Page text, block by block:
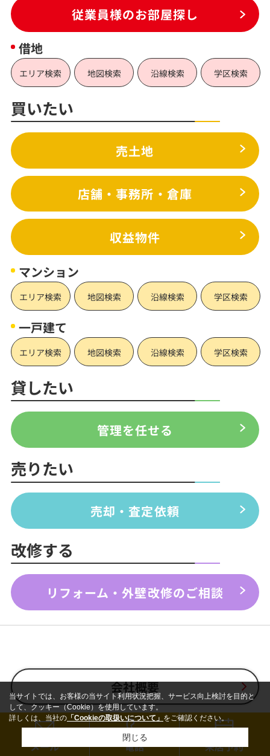
従業員様のお部屋探し
借地
エリア検索 地図検索 沿線検索 学区検索
買いたい
売土地
店舗・事務所・倉庫
収益物件
マンション
エリア検索 地図検索 沿線検索 学区検索
一戸建て
エリア検索 地図検索 沿線検索 学区検索
貸したい
管理を任せる
売りたい
売却・査定依頼
改修する
リフォーム・外壁改修のご相談
会社概要
採用情報
メール 電話 来店予約
当サイトでは、お客様の当サイト利用状況把握、サービス向上検討を目的と
して、クッキー（Cookie）を使用しています。
詳しくは、当社の 「Cookieの取扱いについて」 をご確認ください。
閉じる